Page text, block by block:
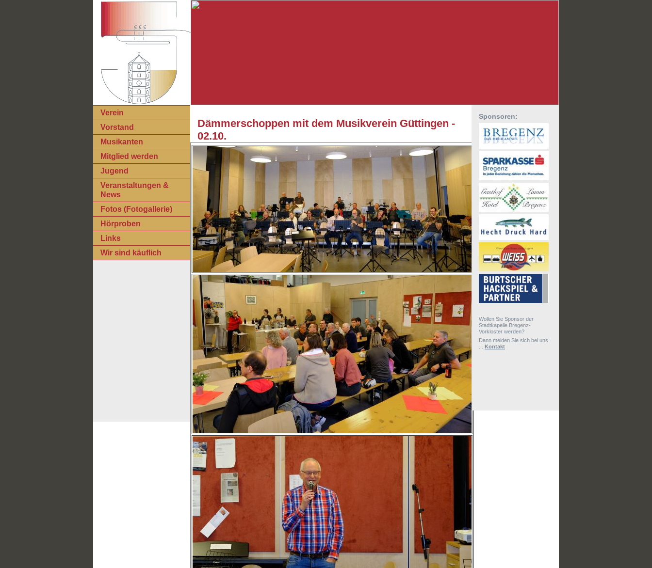
Verein
Vorstand
Musikanten
Mitglied werden
Jugend
Veranstaltungen &
News
Fotos (Fotogallerie)
Hörproben
Links
Wir sind käuflich
Dämmerschoppen mit dem Musikverein Güttingen -
02.10.
Sponsoren:
Wollen Sie Sponsor der
Stadtkapelle Bregenz-
Vorkloster werden?
Dann melden Sie sich bei uns
Kontakt